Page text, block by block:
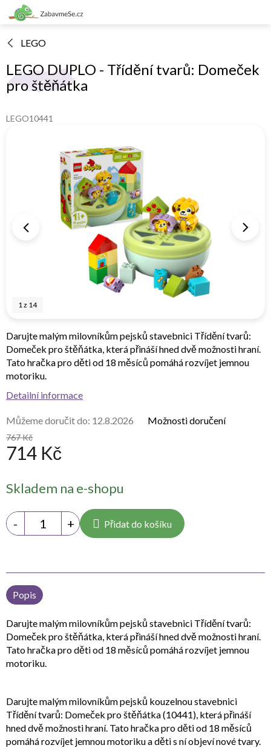
Přejít
na
LEGO
LEGO DUPLO - Třídění tvarů: Domeček
pro štěňátka
LEGO10441
1z 14
767 Kč
714 Kč
cena:
Skladem na e-shopu
Můžeme doručit do: 12.8.2026 Možnosti doručení
Přidat do košíku
Darujte malým milovníkům pejsků stavebnici Třídění tvarů:
Domeček pro štěňátka, která přináší hned dvě možnosti hraní.
Tato hračka pro děti od 18 měsíců pomáhá rozvíjet jemnou
motoriku.
Detailní informace
Popis
Darujte malým milovníkům pejsků stavebnici Třídění tvarů:
Domeček pro štěňátka, která přináší hned dvě možnosti hraní.
Tato hračka pro děti od 18 měsíců pomáhá rozvíjet jemnou
motoriku.
Darujte malým milovníkům pejsků kouzelnou stavebnici
Třídění tvarů: Domeček pro štěňátka (10441), která přináší
hned dvě možnosti hraní. Tato hračka pro děti od 18 měsíců
pomáhá rozvíjet jemnou motoriku a děti s ní objeví nové tvary.